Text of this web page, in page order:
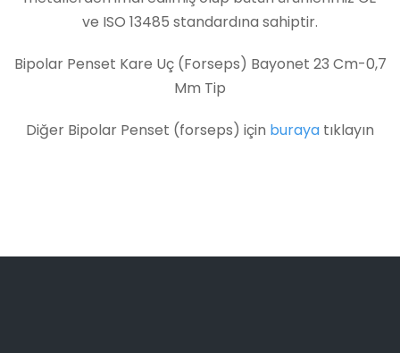
ve ISO 13485 standardına sahiptir.
Bipolar Penset Kare Uç (Forseps) Bayonet 23 Cm-0,7
Mm Tip
Diğer Bipolar Penset (forseps) için buraya tıklayın